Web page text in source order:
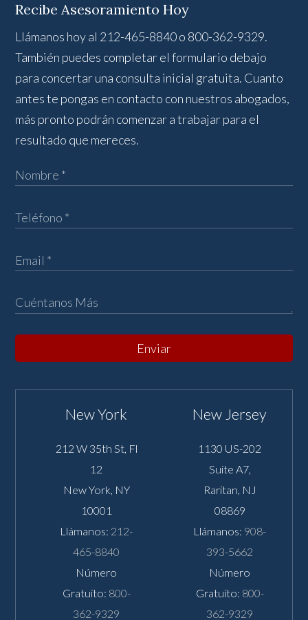
Recibe Asesoramiento Hoy
Llámanos hoy al 212-465-8840 o 800-362-9329.
También puedes completar el formulario debajo
para concertar una consulta inicial gratuita. Cuanto
antes te pongas en contacto con nuestros abogados,
más pronto podrán comenzar a trabajar para el
resultado que mereces.
Enviar
New York
212 W 35th St, Fl
12
New York, NY
10001
Llámanos: 212-
465-8840
Número
Gratuito: 800-
362-9329
New Jersey
1130 US-202
Suite A7,
Raritan, NJ
08869
Llámanos: 908-
393-5662
Número
Gratuito: 800-
362-9329